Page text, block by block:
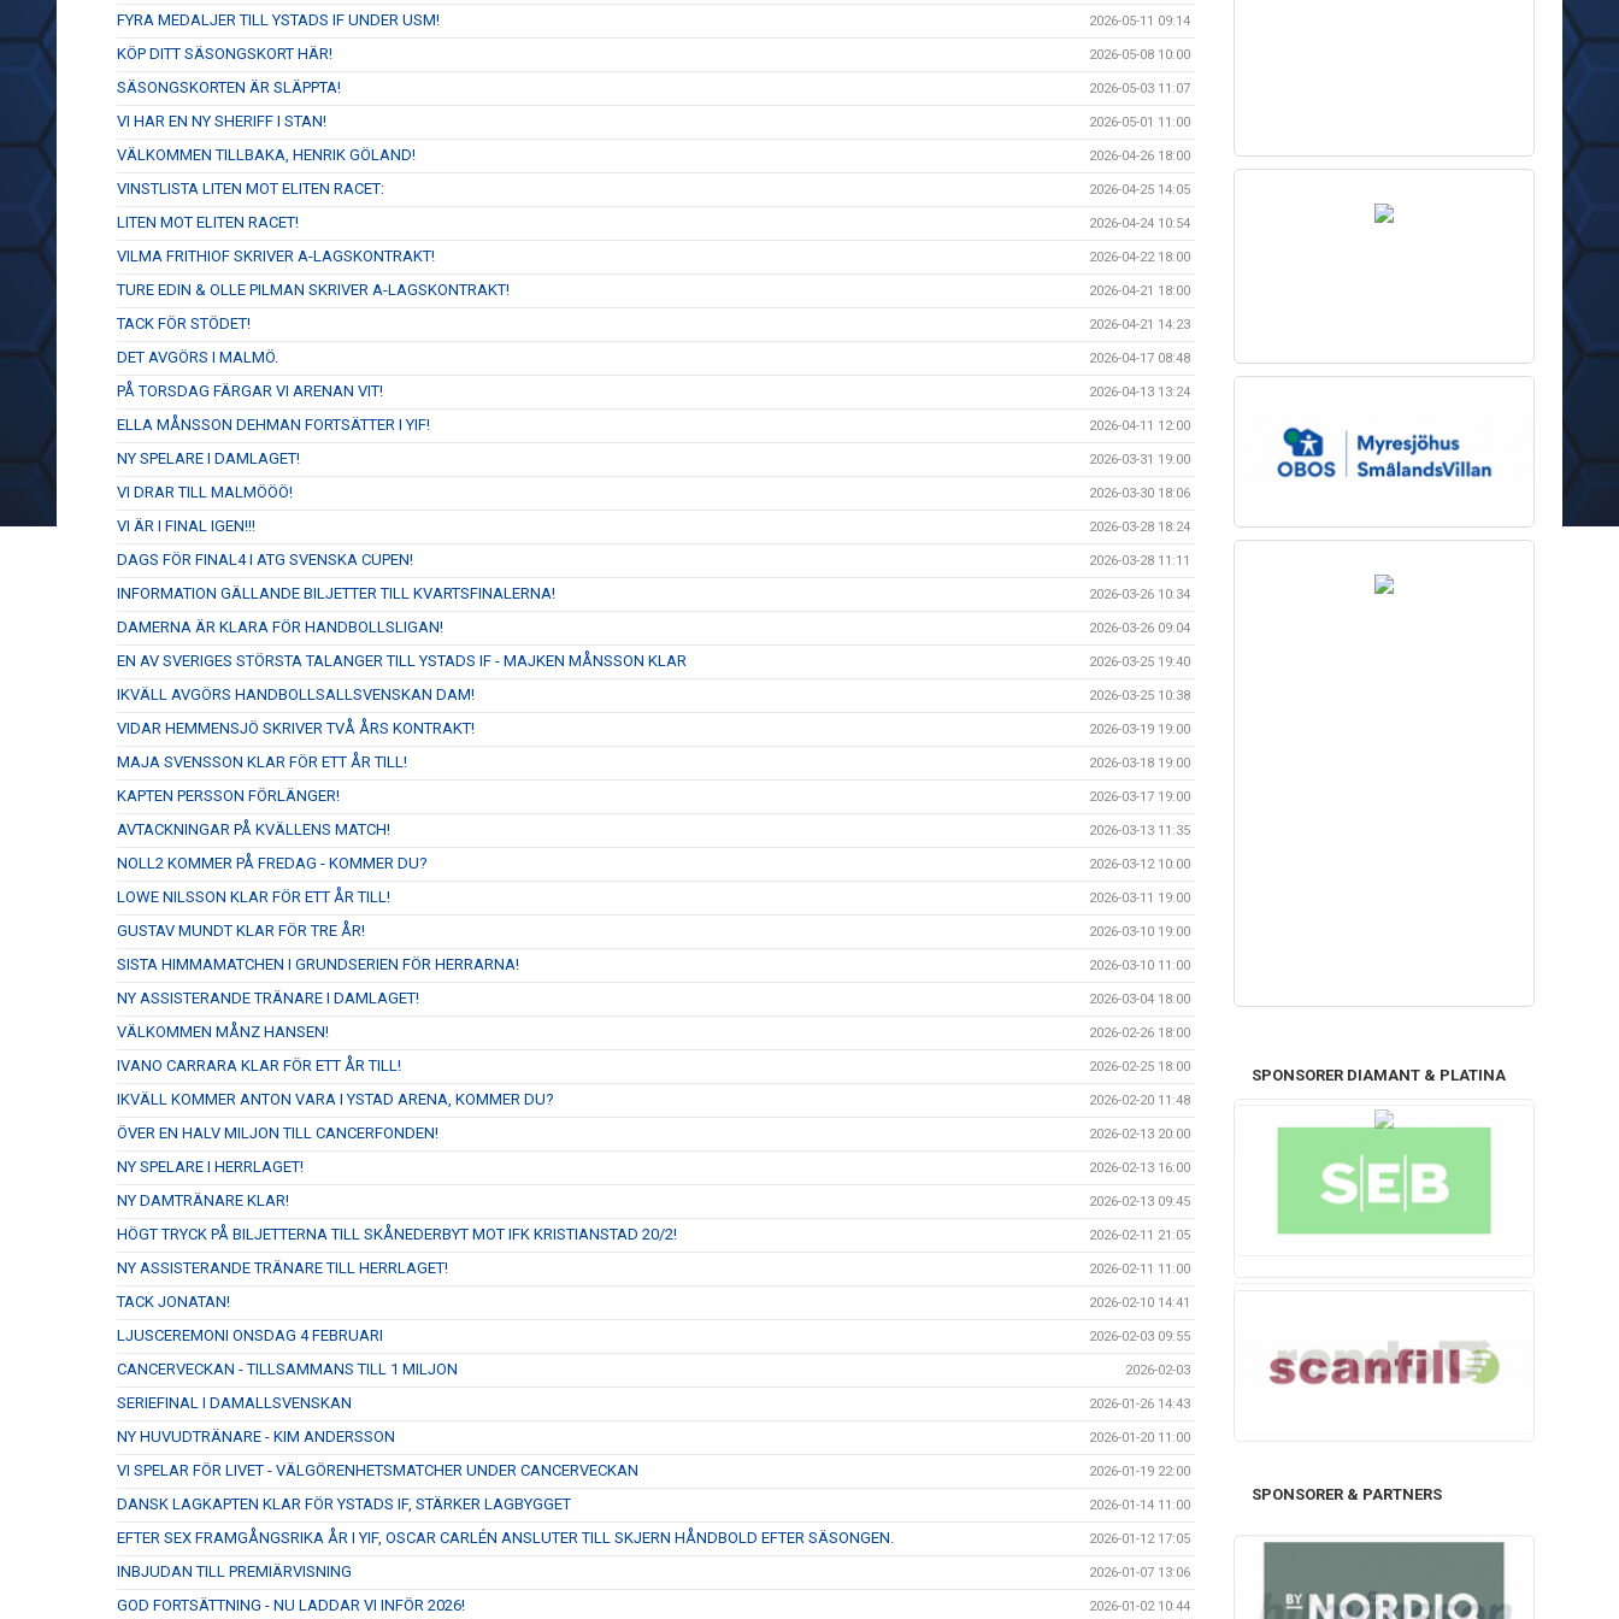
FYRA MEDALJER TILL YSTADS IF UNDER USM! 2026-05-11 09:14
KÖP DITT SÄSONGSKORT HÄR! 2026-05-08 10:00
SÄSONGSKORTEN ÄR SLÄPPTA! 2026-05-03 11:07
VI HAR EN NY SHERIFF I STAN! 2026-05-01 11:00
VÄLKOMMEN TILLBAKA, HENRIK GÖLAND! 2026-04-26 18:00
VINSTLISTA LITEN MOT ELITEN RACET: 2026-04-25 14:05
LITEN MOT ELITEN RACET! 2026-04-24 10:54
VILMA FRITHIOF SKRIVER A-LAGSKONTRAKT! 2026-04-22 18:00
TURE EDIN & OLLE PILMAN SKRIVER A-LAGSKONTRAKT! 2026-04-21 18:00
TACK FÖR STÖDET! 2026-04-21 14:23
DET AVGÖRS I MALMÖ. 2026-04-17 08:48
PÅ TORSDAG FÄRGAR VI ARENAN VIT! 2026-04-13 13:24
ELLA MÅNSSON DEHMAN FORTSÄTTER I YIF! 2026-04-11 12:00
NY SPELARE I DAMLAGET! 2026-03-31 19:00
VI DRAR TILL MALMÖÖÖ! 2026-03-30 18:06
VI ÄR I FINAL IGEN!!! 2026-03-28 18:24
DAGS FÖR FINAL4 I ATG SVENSKA CUPEN! 2026-03-28 11:11
INFORMATION GÄLLANDE BILJETTER TILL KVARTSFINALERNA! 2026-03-26 10:34
DAMERNA ÄR KLARA FÖR HANDBOLLSLIGAN! 2026-03-26 09:04
EN AV SVERIGES STÖRSTA TALANGER TILL YSTADS IF - MAJKEN MÅNSSON KLAR 2026-03-25 19:40
IKVÄLL AVGÖRS HANDBOLLSALLSVENSKAN DAM! 2026-03-25 10:38
VIDAR HEMMENSJÖ SKRIVER TVÅ ÅRS KONTRAKT! 2026-03-19 19:00
MAJA SVENSSON KLAR FÖR ETT ÅR TILL! 2026-03-18 19:00
KAPTEN PERSSON FÖRLÄNGER! 2026-03-17 19:00
AVTACKNINGAR PÅ KVÄLLENS MATCH! 2026-03-13 11:35
NOLL2 KOMMER PÅ FREDAG - KOMMER DU? 2026-03-12 10:00
LOWE NILSSON KLAR FÖR ETT ÅR TILL! 2026-03-11 19:00
GUSTAV MUNDT KLAR FÖR TRE ÅR! 2026-03-10 19:00
SISTA HIMMAMATCHEN I GRUNDSERIEN FÖR HERRARNA! 2026-03-10 11:00
NY ASSISTERANDE TRÄNARE I DAMLAGET! 2026-03-04 18:00
VÄLKOMMEN MÅNZ HANSEN! 2026-02-26 18:00
IVANO CARRARA KLAR FÖR ETT ÅR TILL! 2026-02-25 18:00
IKVÄLL KOMMER ANTON VARA I YSTAD ARENA, KOMMER DU? 2026-02-20 11:48
ÖVER EN HALV MILJON TILL CANCERFONDEN! 2026-02-13 20:00
NY SPELARE I HERRLAGET! 2026-02-13 16:00
NY DAMTRÄNARE KLAR! 2026-02-13 09:45
HÖGT TRYCK PÅ BILJETTERNA TILL SKÅNEDERBYT MOT IFK KRISTIANSTAD 20/2! 2026-02-11 21:05
NY ASSISTERANDE TRÄNARE TILL HERRLAGET! 2026-02-11 11:00
TACK JONATAN! 2026-02-10 14:41
LJUSCEREMONI ONSDAG 4 FEBRUARI 2026-02-03 09:55
CANCERVECKAN - TILLSAMMANS TILL 1 MILJON 2026-02-03
SERIEFINAL I DAMALLSVENSKAN 2026-01-26 14:43
NY HUVUDTRÄNARE - KIM ANDERSSON 2026-01-20 11:00
VI SPELAR FÖR LIVET - VÄLGÖRENHETSMATCHER UNDER CANCERVECKAN 2026-01-19 22:00
DANSK LAGKAPTEN KLAR FÖR YSTADS IF, STÄRKER LAGBYGGET 2026-01-14 11:00
EFTER SEX FRAMGÅNGSRIKA ÅR I YIF, OSCAR CARLÉN ANSLUTER TILL SKJERN HÅNDBOLD EFTER SÄSONGEN. 2026-01-12 17:05
INBJUDAN TILL PREMIÄRVISNING 2026-01-07 13:06
GOD FORTSÄTTNING - NU LADDAR VI INFÖR 2026! 2026-01-02 10:44
SPONSORER DIAMANT & PLATINA
SPONSORER & PARTNERS